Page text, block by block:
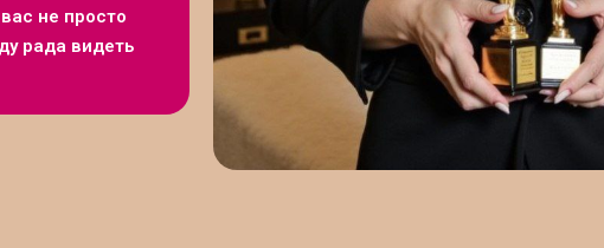
не просто
рада видеть